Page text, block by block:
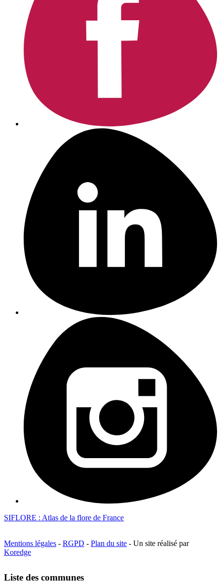
SIFLORE : Atlas de la flore de France
Mentions légales - RGPD - Plan du site - Un site réalisé par
Koredge
Liste des communes